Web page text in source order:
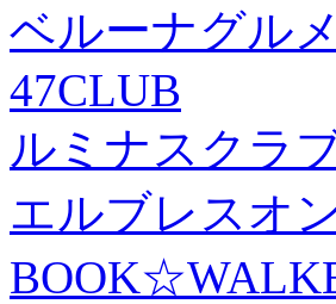
ベルーナグルメ
47CLUB
ルミナスクラ
エルブレスオ